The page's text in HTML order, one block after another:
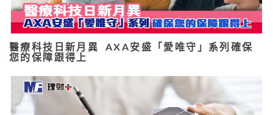
醫療科技日新月異 AXA安盛「愛唯守」系列確保
您的保障跟得上